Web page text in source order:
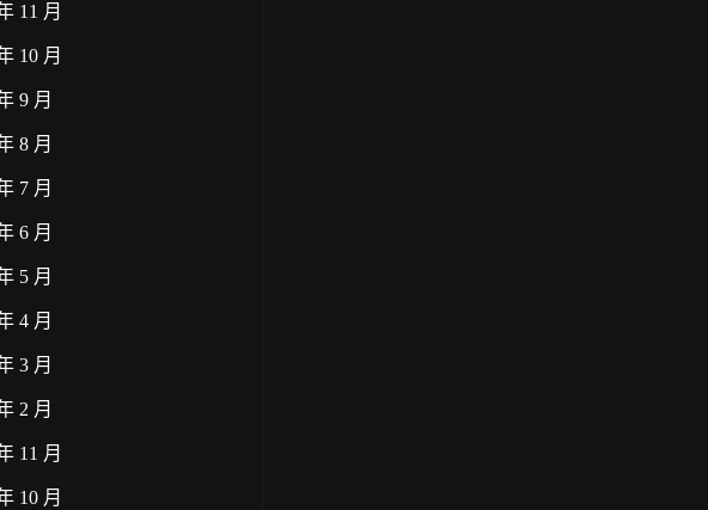
11 月
10 月
9 月
8 月
7 月
6 月
5 月
4 月
3 月
2 月
11 月
10 月